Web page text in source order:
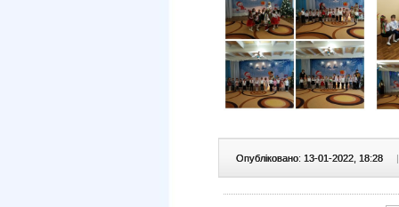
Опубліковано: 13-01-2022, 18:28 |